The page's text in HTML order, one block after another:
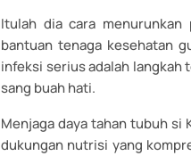
Itulah dia cara menurunkan
bantuan tenaga kesehatan
infeksi serius adalah langkah
sang buah hati.
Menjaga daya tahan tubuh si
dukungan nutrisi yang